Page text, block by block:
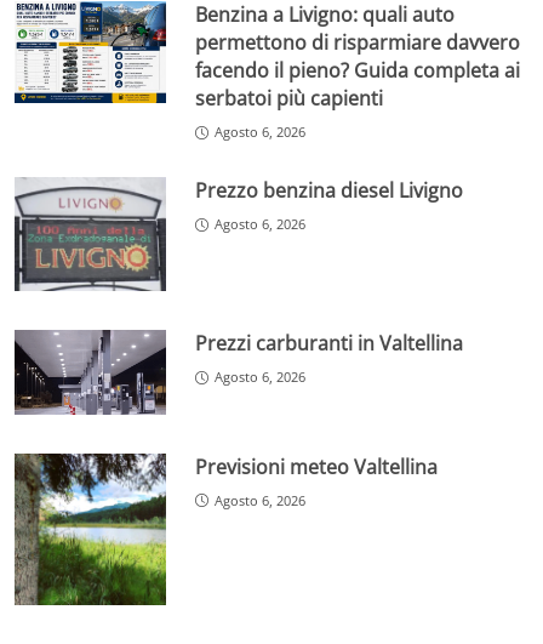
Benzina a Livigno: quali auto
permettono di risparmiare davvero
facendo il pieno? Guida completa ai
serbatoi più capienti
Agosto 6, 2026
Prezzo benzina diesel Livigno
Agosto 6, 2026
Prezzi carburanti in Valtellina
Agosto 6, 2026
Previsioni meteo Valtellina
Agosto 6, 2026